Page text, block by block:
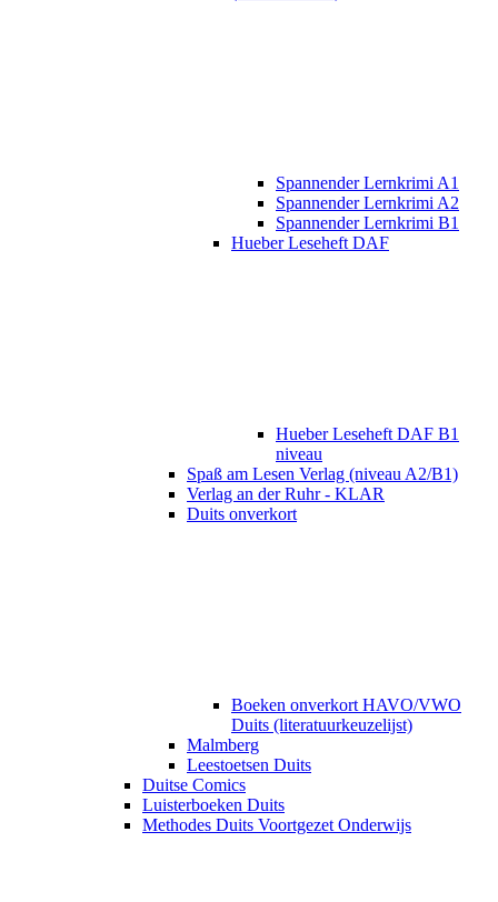
Spannender Lernkrimi A1
Spannender Lernkrimi A2
Spannender Lernkrimi B1
Hueber Leseheft DAF
Hueber Leseheft DAF B1
niveau
Spaß am Lesen Verlag (niveau A2/B1)
Verlag an der Ruhr - KLAR
Duits onverkort
Boeken onverkort HAVO/VWO
Duits (literatuurkeuzelijst)
Malmberg
Leestoetsen Duits
Duitse Comics
Luisterboeken Duits
Methodes Duits Voortgezet Onderwijs